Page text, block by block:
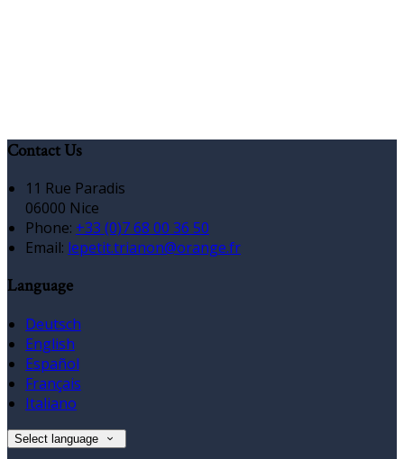
Contact Us
11 Rue Paradis
06000 Nice
Phone: +33 (0)7 68 00 36 50
Email: lepetit.trianon@orange.fr
Language
Deutsch
English
Español
Français
Italiano
Select language